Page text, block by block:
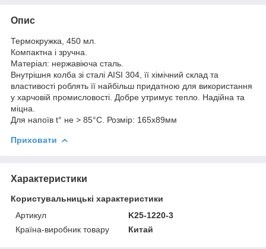
Опис
Термокружка, 450 мл.
Компактна і зручна.
Матеріал: нержавіюча сталь.
Внутрішня колба зі сталі AISI 304, її хімічний склад та
властивості роблять її найбільш придатною для використання
у харчовій промисловості. Добре утримує тепло. Надійна та
міцна.
Для напоїв t° не > 85°C. Розмір: 165x89мм
Приховати
Характеристики
Користувальницькі характеристики
Артикул
K25-1220-3
Країна-виробник товару
Китай